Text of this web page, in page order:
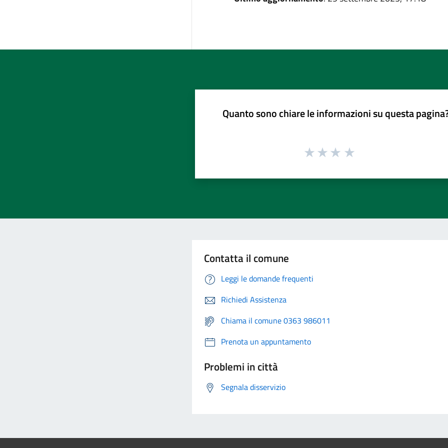
Quanto sono chiare le informazioni su questa
Contatta il comune
Leggi le domande frequenti
Richiedi Assistenza
Chiama il comune 0363 986011
Prenota un appuntamento
Problemi in città
Segnala disservizio